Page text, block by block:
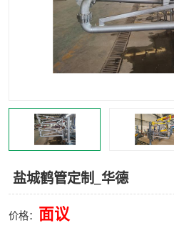
盐城鹤管定制_华德
价格： 面议
紧急脱离干式接头
汽车鹤管
底部鹤管
浮动出油装置
车臂